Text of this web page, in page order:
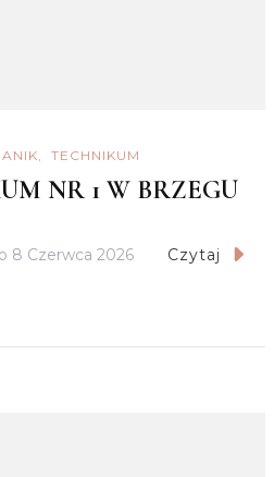
TECHNIKUM
NR 1 W BRZEGU
8 Czerwca 2026 Czytaj